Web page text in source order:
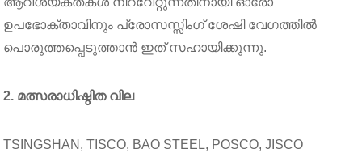
ഉപഭോക്താവിനും പ്രോസസ്സിംഗ് ശേഷി വേഗത്തിൽ
പൊരുത്തപ്പെടുത്താൻ ഇത് സഹായിക്കുന്നു.
2. മത്സരാധിഷ്ഠിത വില
TSINGSHAN, TISCO, BAO STEEL, POSCO, JISCO